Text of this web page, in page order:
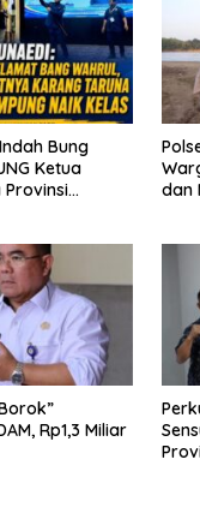
Bung
dan
Rp1,3 Miliar